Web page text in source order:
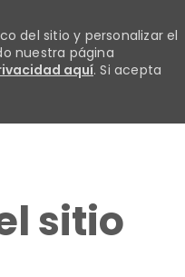
del sitio y personalizar el
nuestra página
aquí. Si acepta
sitio